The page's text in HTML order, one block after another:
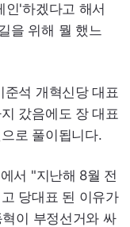
'하겠다고 해서
을 위해 뭘 했느
석 개혁신당 대표
갔음에도 장 대표
로 풀이됩니다.
서 "지난해 8월 전
당대표 된 이유가
이 부정선거와 싸